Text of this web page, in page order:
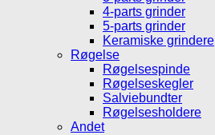
4-parts grinder
5-parts grinder
Keramiske grindere
Røgelse
Røgelsespinde
Røgelseskegler
Salviebundter
Røgelsesholdere
Andet